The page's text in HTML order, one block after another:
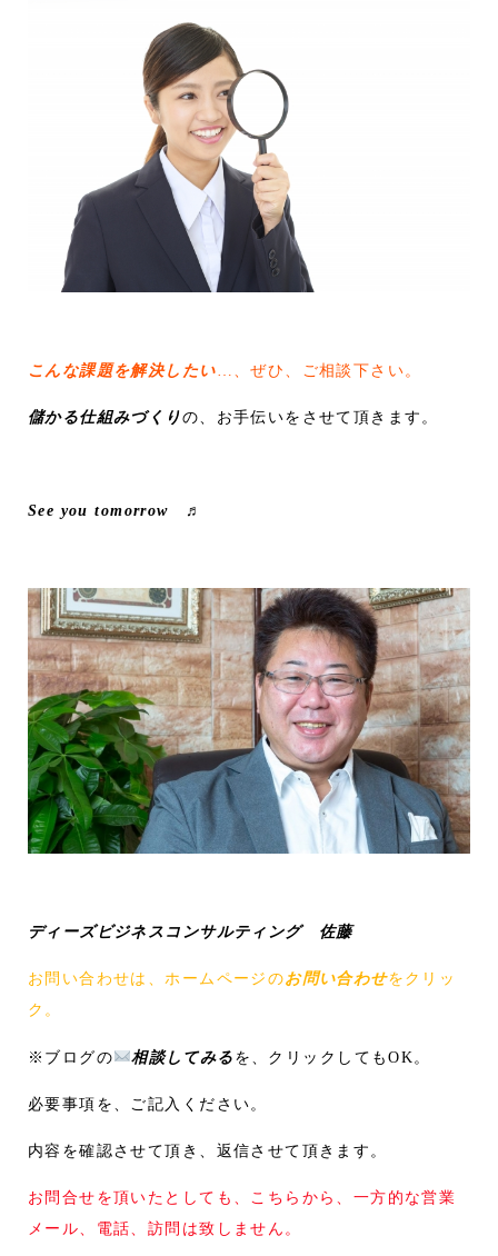
こんな課題を解決したい …、ぜひ、ご相談下さい。
儲かる仕組みづくりの、お手伝いをさせて頂きます。
See you tomorrow ♬
ディーズビジネスコンサルティング 佐藤
お問い合わせは、ホームページのお問い合わせをクリッ
ク。
※ブログの 相談してみるを、クリックしてもOK。
必要事項を、ご記入ください。
内容を確認させて頂き、返信させて頂きます。
お問合せを頂いたとしても、こちらから、一方的な営業
メール、電話、訪問は致しません。